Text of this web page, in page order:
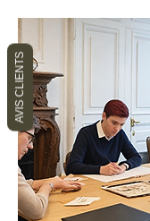
AVIS CLIENTS